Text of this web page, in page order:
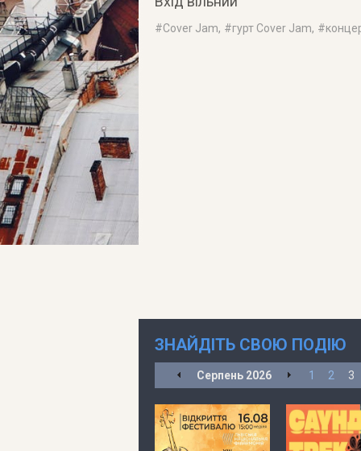
#Cover Jam, #гурт Cover Jam, #
ЗНАЙДІТЬ СВОЮ ПОДІЮ
Серпень 2026 1 2 3